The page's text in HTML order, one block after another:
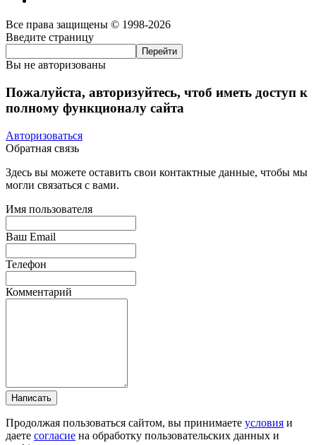
Все права защищены © 1998-2026
Введите страницу
Вы не авторизованы
Пожалуйста, авторизуйтесь, чтоб иметь доступ к
полному функционалу сайта
Авторизоваться
Обратная связь
Здесь вы можете оставить свои контактные данные, чтобы мы
могли связаться с вами.
Имя пользователя
Ваш Email
Телефон
Комментарий
Написать
Продолжая пользоваться сайтом, вы принимаете условия и
даете согласие на обработку пользовательских данных и